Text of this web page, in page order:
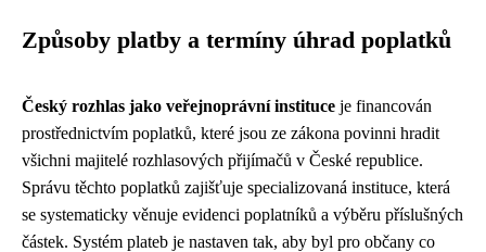
Způsoby platby a termíny úhrad poplatků
Český rozhlas jako veřejnoprávní instituce je financován
prostřednictvím poplatků, které jsou ze zákona povinni hradit
všichni majitelé rozhlasových přijímačů v České republice.
Správu těchto poplatků zajišťuje specializovaná instituce, která
se systematicky věnuje evidenci poplatníků a výběru příslušných
částek. Systém plateb je nastaven tak, aby byl pro občany co